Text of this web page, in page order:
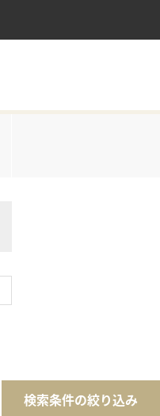
検索条件の絞り込み